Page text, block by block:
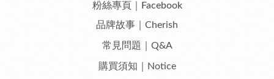
粉絲專頁｜Facebook
品牌故事｜Cherish
常見問題｜Q&A
購買須知｜Notice